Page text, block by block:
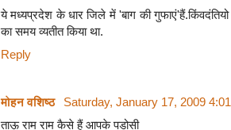
ये मध्यप्रदेश के धार जिले में 'बाग की
का समय व्यतीत किया था.
Reply
मोहन वशिष्‍ठ
Saturday, January 17, 2009
ताऊ राम राम कैसे हैं आपके पडोसी